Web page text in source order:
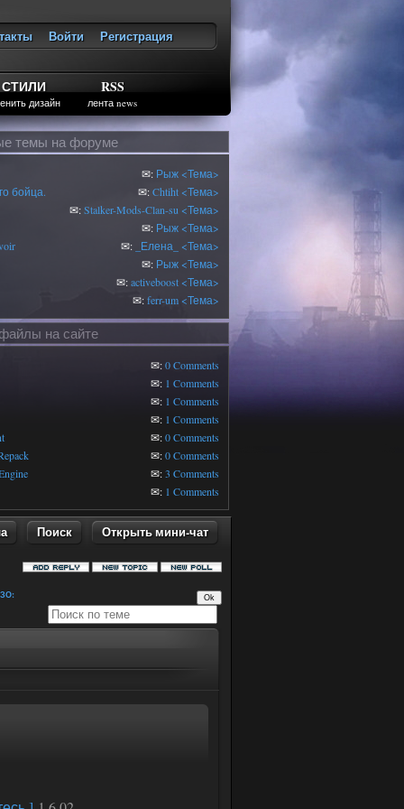
Войти
Регистрация
СТИЛИ
дизайн
RSS
лента news
темы на форуме
✉: Рыж <Тема>
бойца.
✉:Chtiht <Тема>
✉:Stalker-Mods-Clan-su <Тема>
✉: Рыж <Тема>
✉: _Елена_
<Тема>
✉: Рыж <Тема>
✉:activeboost <Тема>
✉:ferr-um <Тема>
на сайте
✉:0 Comments
✉: 1 Comments
✉: 1 Comments
✉: 1 Comments
✉:0 Comments
✉:0 Comments
✉:3 Comments
✉: 1 Comments
Поиск Открыть мини-чат